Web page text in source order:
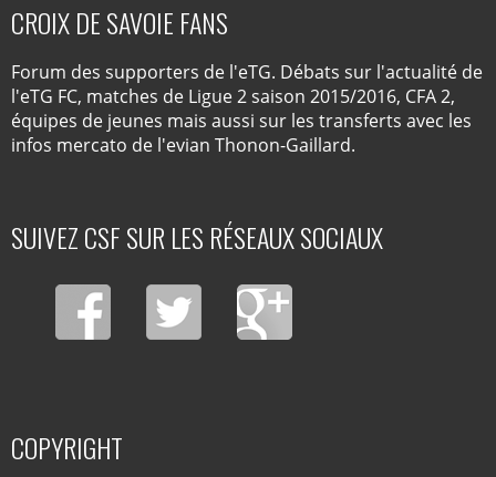
CROIX DE SAVOIE FANS
Forum des supporters de l'eTG. Débats sur l'actualité de
l'eTG FC, matches de Ligue 2 saison 2015/2016, CFA 2,
équipes de jeunes mais aussi sur les transferts avec les
infos mercato de l'evian Thonon-Gaillard.
SUIVEZ CSF SUR LES RÉSEAUX SOCIAUX
COPYRIGHT